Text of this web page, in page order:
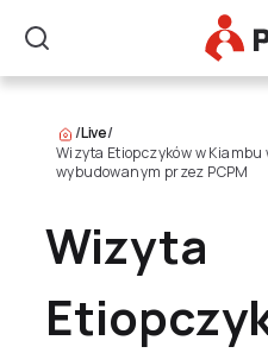
Szukaj
/Live/
Wizyta Etiopczyków w Kiambu
wybudowanym przez PCPM
Wizyta